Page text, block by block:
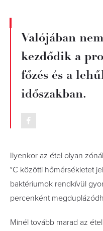
Valójában
kezdődik a
főzés és a
időszakban.
Ilyenkor az étel olyan
°C közötti hőmérsékletet
baktériumok rendkívül
percenként
Minél tovább marad az